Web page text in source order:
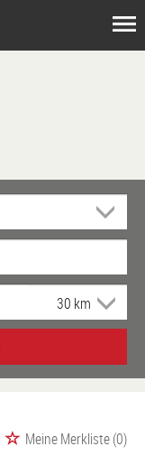
Meine Merkliste(0)